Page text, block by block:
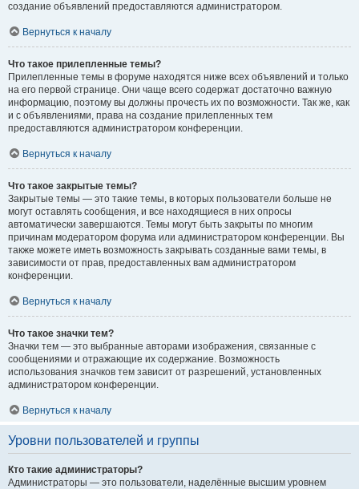
создание объявлений предоставляются администратором.
Вернуться к началу
Что такое прилепленные темы?
Прилепленные темы в форуме находятся ниже всех объявлений и только
на его первой странице. Они чаще всего содержат достаточно важную
информацию, поэтому вы должны прочесть их по возможности. Так же, как
и с объявлениями, права на создание прилепленных тем
предоставляются администратором конференции.
Вернуться к началу
Что такое закрытые темы?
Закрытые темы — это такие темы, в которых пользователи больше не
могут оставлять сообщения, и все находящиеся в них опросы
автоматически завершаются. Темы могут быть закрыты по многим
причинам модератором форума или администратором конференции. Вы
также можете иметь возможность закрывать созданные вами темы, в
зависимости от прав, предоставленных вам администратором
конференции.
Вернуться к началу
Что такое значки тем?
Значки тем — это выбранные авторами изображения, связанные с
сообщениями и отражающие их содержание. Возможность
использования значков тем зависит от разрешений, установленных
администратором конференции.
Вернуться к началу
Уровни пользователей и группы
Кто такие администраторы?
Администраторы — это пользователи, наделённые высшим уровнем